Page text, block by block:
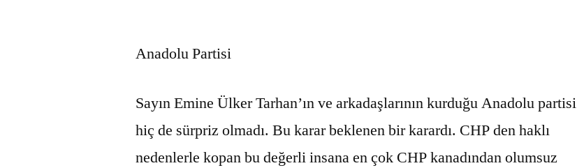
Anadolu Partisi
Sayın Emine Ülker Tarhan’ın ve arkadaşlarının kurduğu Anadolu partisi
hiç de sürpriz olmadı. Bu karar beklenen bir karardı. CHP den haklı
nedenlerle kopan bu değerli insana en çok CHP kanadından olumsuz